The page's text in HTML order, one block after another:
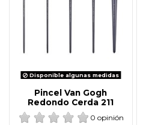
Disponible algunas medidas
Pincel Van Gogh
Redondo Cerda 211
0 opinión